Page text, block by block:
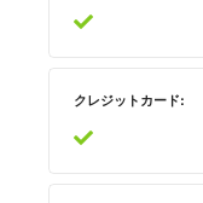
クレジットカード